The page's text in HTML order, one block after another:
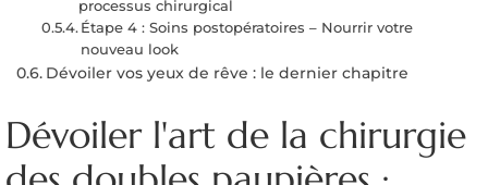
processus chirurgical
Étape 4 : Soins postopératoires – Nourrir votre
nouveau look
Dévoiler vos yeux de rêve : le dernier chapitre
Dévoiler l'art de la chirurgie